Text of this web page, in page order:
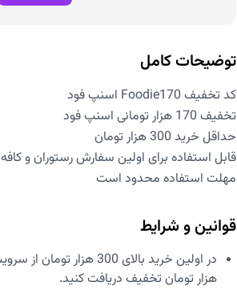
توضیحات کامل
کد تخفیف Foodie170 اسنپ فود
تخفیف 170 هزار تومانی اسنپ فود
حداقل خرید 300 هزار تومان
قابل استفاده برای اولین سفارش رستوران و کافه
مهلت استفاده محدود است
قوانین و شرایط
هزار تومان تخفیف دریافت کنید.